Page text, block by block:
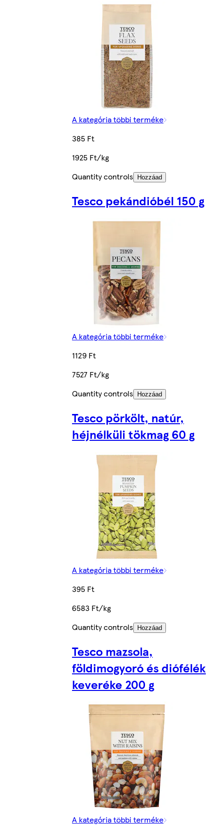
A kategória többi terméke
385 Ft
1925 Ft/kg
Quantity controls
Hozzáad
Tesco pekándióbél 150 g
A kategória többi terméke
1129 Ft
7527 Ft/kg
Quantity controls
Hozzáad
Tesco pörkölt, natúr,
héjnélküli tökmag 60 g
A kategória többi terméke
395 Ft
6583 Ft/kg
Quantity controls
Hozzáad
Tesco mazsola,
földimogyoró és diófélék
keveréke 200 g
A kategória többi terméke